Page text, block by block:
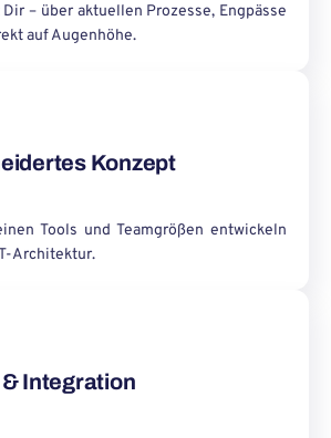
– über aktuellen Prozesse, Engpässe
auf Augenhöhe.
Konzept
Tools und Teamgrößen entwickeln
Architektur.
Integration